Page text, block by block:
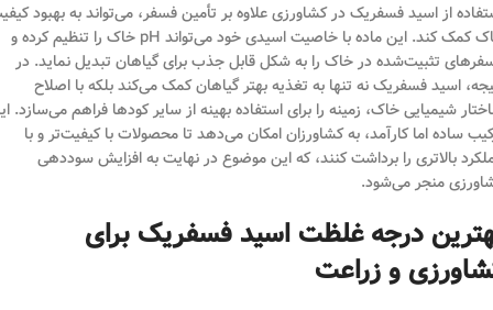
از اسید فسفریک در کشاورزی علاوه بر تأمین فسفر، می‌تواند به بهبود
خاک کمک کند. این ماده با خاصیت اسیدی خود می‌تواند pH خاک را تنظیم کرده و
تثبیت‌شده در خاک را به شکل قابل جذب برای گیاهان تبدیل نماید. در
اسید فسفریک نه تنها به تغذیه بهتر گیاهان کمک می‌کند بلکه با اصلاح
شیمیایی خاک، زمینه را برای استفاده بهینه از سایر کودها فراهم می‌سازد.
ساده اما کارآمد، به کشاورزان امکان می‌دهد تا محصولات با کیفیت‌تر و با
بالاتری را برداشت کنند، که این موضوع در نهایت به افزایش سوددهی
منجر می‌شود.
درجه غلظت اسید فسفریک برای
و زراعت